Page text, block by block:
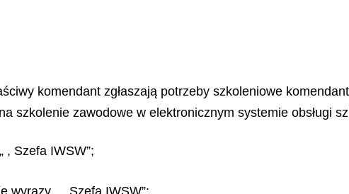
komendant zgłaszają potrzeby szkoleniowe
szkolenie zawodowe w elektronicznym systemie obsługi
, Szefa IWSW”;
wyrazy „ , Szefa IWSW”;